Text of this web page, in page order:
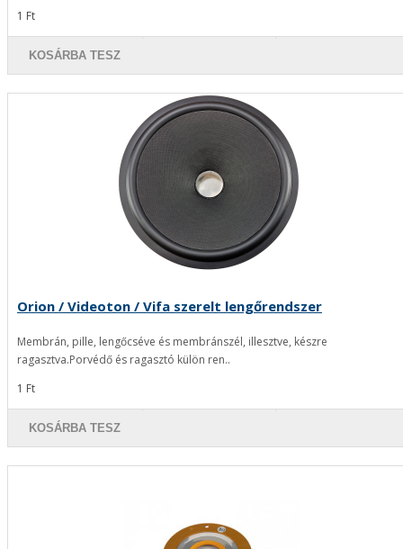
1 Ft
KOSÁRBA TESZ
Orion / Videoton / Vifa szerelt lengőrendszer
Membrán, pille, lengőcséve és membránszél, illesztve, készre
ragasztva.Porvédő és ragasztó külön ren..
1 Ft
KOSÁRBA TESZ